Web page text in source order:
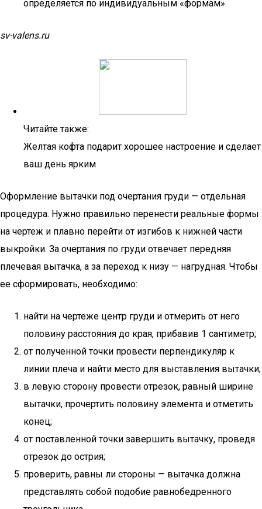
определяется по индивидуальным «формам».
sv-valens.ru
Читайте также:
Желтая кофта подарит хорошее настроение и сделает
ваш день ярким
Оформление вытачки под очертания груди — отдельная
процедура. Нужно правильно перенести реальные формы
на чертеж и плавно перейти от изгибов к нижней части
выкройки. За очертания по груди отвечает передняя
плечевая вытачка, а за переход к низу — нагрудная. Чтобы
ее сформировать, необходимо:
найти на чертеже центр груди и отмерить от него
половину расстояния до края, прибавив 1 сантиметр;
от полученной точки провести перпендикуляр к
линии плеча и найти место для выставления вытачки;
в левую сторону провести отрезок, равный ширине
вытачки, прочертить половину элемента и отметить
конец;
от поставленной точки завершить вытачку, проведя
отрезок до острия;
проверить, равны ли стороны — вытачка должна
представлять собой подобие равнобедренного